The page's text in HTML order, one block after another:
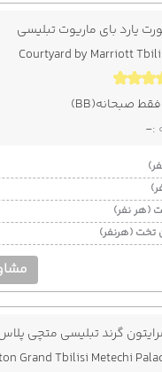
یارد بای ماریوت تبلیسی
Courtyard by Marriott
فقط صبحانه(BB)
:
-
(هر نفر)
(هرنفر)
گرند تبلیسی متچی
Grand Tbilisi Metechi